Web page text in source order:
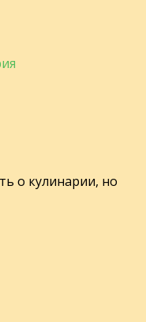
о кулинарии, но